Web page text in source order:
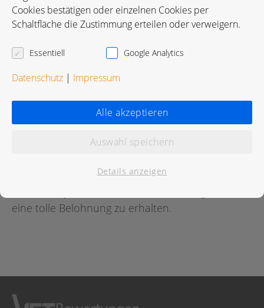
Karte in Google Maps öffnen
Bewertungen
Für diese Praxis wurde noch keine Bewertung
eine tolle Belohnung zu erhalten.
Cookies bestätigen oder einzelnen Cookies per
Schaltfläche die Zustimmung erteilen oder verweigern.
Essentiell Google Analytics
Datenschutz | Impressum
Alle akzeptieren
Auswahl speichern
Details anzeigen